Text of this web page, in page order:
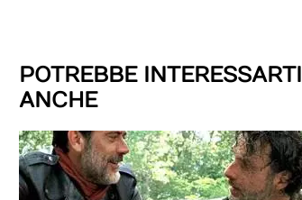
POTREBBE INTERESSARTI
ANCHE